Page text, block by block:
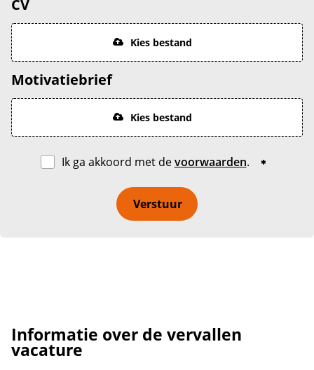
CV
Kies bestand
Motivatiebrief
Kies bestand
Ik ga akkoord met devoorwaarden.
Verstuur
Informatie over de vervallen
vacature